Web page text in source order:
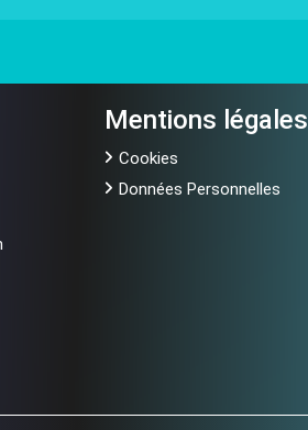
Mentions légales
Cookies
Données Personnelles